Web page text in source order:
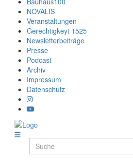
NOVALIS
Veranstaltungen
Gerechtigkeyt 1525
Newsletterbeiträge
Presse
Podcast
Archiv
Impressum
Datenschutz